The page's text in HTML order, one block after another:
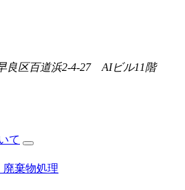
良区百道浜2-4-27 AIビル11階
て
廃棄物処理